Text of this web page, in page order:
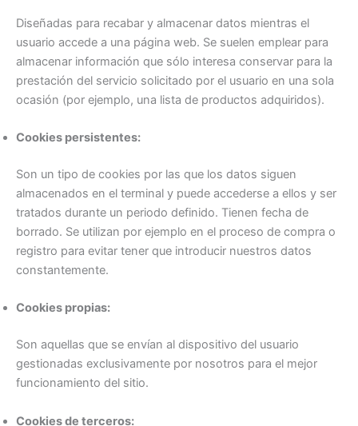
Diseñadas para recabar y almacenar datos mientras el
usuario accede a una página web. Se suelen emplear para
almacenar información que sólo interesa conservar para la
prestación del servicio solicitado por el usuario en una sola
ocasión (por ejemplo, una lista de productos adquiridos).
Cookies persistentes:
Son un tipo de cookies por las que los datos siguen
almacenados en el terminal y puede accederse a ellos y ser
tratados durante un periodo definido. Tienen fecha de
borrado. Se utilizan por ejemplo en el proceso de compra o
registro para evitar tener que introducir nuestros datos
constantemente.
Cookies propias:
Son aquellas que se envían al dispositivo del usuario
gestionadas exclusivamente por nosotros para el mejor
funcionamiento del sitio.
Cookies de terceros: